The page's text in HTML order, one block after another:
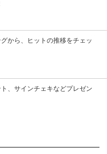
から、ヒットの推移をチェッ
、サインチェキなどプレゼン